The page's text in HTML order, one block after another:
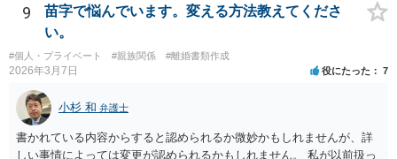
ても、Aが「今後、妻に私的に接触しないでほしい」という通知・警告
を送付することを弁護士に依頼すること自体は考えられます。ただ、
前提として、弁護士としては、Aの意向確認等を行い、法的根拠や今後
の対応方針を整理することが必要となります。ですので、まずはAの希
望等を確認し、必要に応じて、A本人が弁護士に相談するというのがよ
いように思われます。
9
苗字で悩んでいます。変える方法教えてくださ
い。
#個人・プライベート #親族関係 #離婚書類作成
2026年3月7日 役にたった 7
小杉 和 弁護士
書かれている内容からすると認められるか微妙かもしれませんが、詳
しい事情によっては変更が認められるかもしれません。 私が以前扱っ